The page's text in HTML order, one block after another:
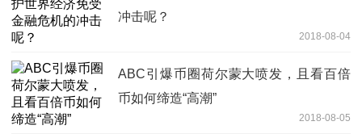
冲击呢？
2018-08-04
ABC引爆币圈荷尔蒙大喷发，且看百倍
币如何缔造“高潮”
2018-08-05